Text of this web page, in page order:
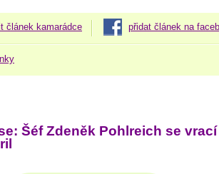
článek kamarádce přidat článek na
Šéf Zdeněk Pohlreich se vrací